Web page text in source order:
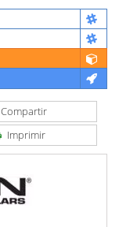
Compartir
Imprimir